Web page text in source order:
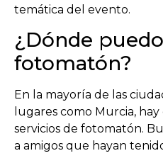
temática del evento.
¿Dónde
fotomatón?
En la mayoría de las
lugares como Murcia,
servicios de fotomatón.
a amigos que hayan